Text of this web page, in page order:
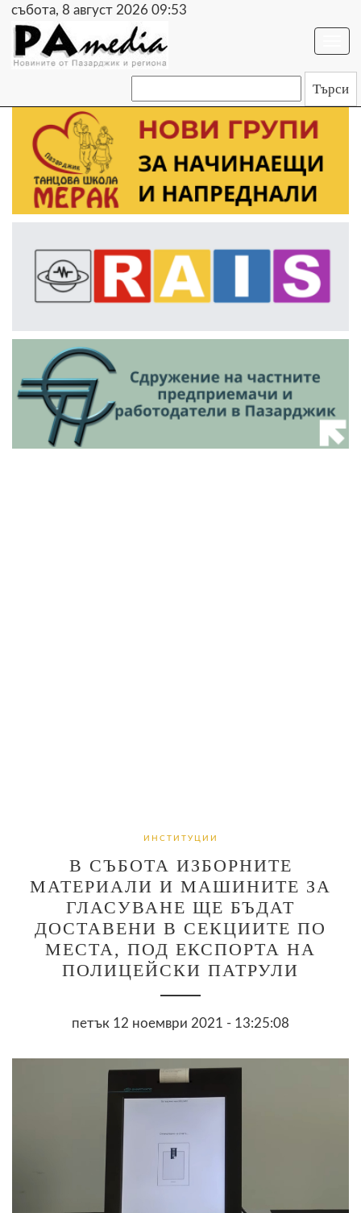
събота, 8 август 2026 09:53
ИНСТИТУЦИИ
В СЪБОТА ИЗБОРНИТЕ
МАТЕРИАЛИ И МАШИНИТЕ ЗА
ГЛАСУВАНЕ ЩЕ БЪДАТ
ДОСТАВЕНИ В СЕКЦИИТЕ ПО
МЕСТА, ПОД ЕКСПОРТА НА
ПОЛИЦЕЙСКИ ПАТРУЛИ
петък 12 ноември 2021 - 13:25:08